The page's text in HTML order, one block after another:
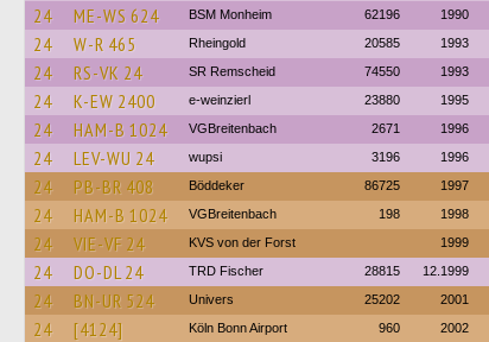
24 ME-WS 624 BSM Monheim 62196 1990
24 W-R 465 Rheingold 20585 1993
24 RS-VK 24 SR Remscheid 74550 1993
24 K-EW 2400 e-weinzierl 23880 1995
24 HAM-B 1024 VGBreitenbach 2671 1996
24 LEV-WU 24 wupsi 3196 1996
24 PB-BR 408 Böddeker 86725 1997
24 HAM-B 1024 VGBreitenbach 198 1998
24 VIE-VF 24 KVS von der Forst 1999
24 DO-DL 24 TRD Fischer 28815 12.1999
24 BN-UR 524 Univers 25202 2001
24 [4124] Köln Bonn Airport 960 2002